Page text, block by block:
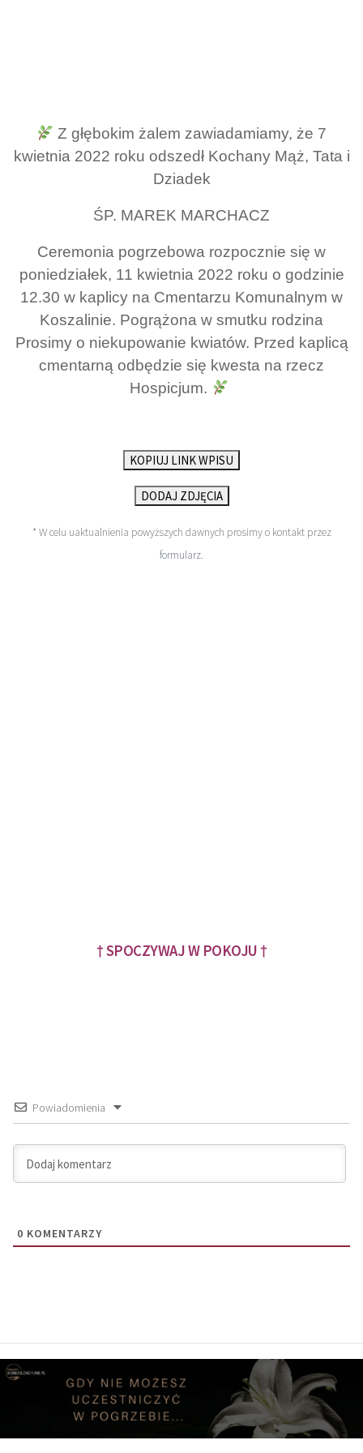
Z głębokim żalem zawiadamiamy, że 7
kwietnia 2022 roku odszedł Kochany Mąż, Tata i
Dziadek
ŚP. MAREK MARCHACZ
Ceremonia pogrzebowa rozpocznie się w
poniedziałek, 11 kwietnia 2022 roku o godzinie
12.30 w kaplicy na Cmentarzu Komunalnym w
Koszalinie. Pogrążona w smutku rodzina
Prosimy o niekupowanie kwiatów. Przed kaplicą
cmentarną odbędzie się kwesta na rzecz
Hospicjum.
KOPIUJ LINK WPISU
DODAJ ZDJĘCIA
* W celu uaktualnienia powyższych dawnych prosimy o kontakt przez
formularz.
† SPOCZYWAJ W POKOJU †
Powiadomienia
0 KOMENTARZY